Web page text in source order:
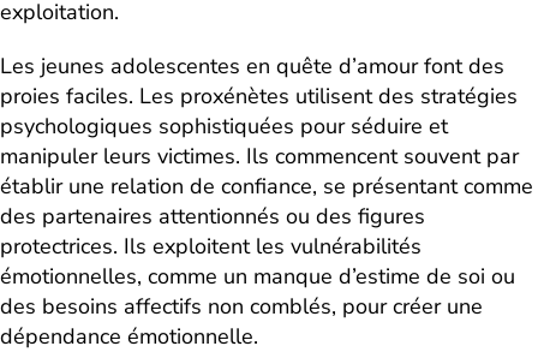
exploitation.
Les jeunes adolescentes en quête d’amour font des
proies faciles. Les proxénètes utilisent des stratégies
psychologiques sophistiquées pour séduire et
manipuler leurs victimes. Ils commencent souvent par
établir une relation de confiance, se présentant comme
des partenaires attentionnés ou des figures
protectrices. Ils exploitent les vulnérabilités
émotionnelles, comme un manque d’estime de soi ou
des besoins affectifs non comblés, pour créer une
dépendance émotionnelle.